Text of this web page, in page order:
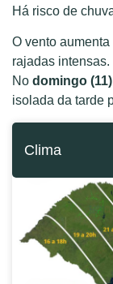
Há risco de
O vento aumenta
rajadas intensas.
No domingo (11)
isolada da tarde
Clima